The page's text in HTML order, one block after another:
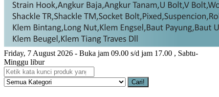
Friday, 7 August 2026 - Buka jam 09.00 s/d jam 17.00 , Sabtu-
Minggu libur
Cari!